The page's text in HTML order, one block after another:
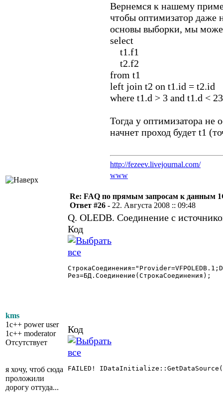
Вернемся к нашему
чтобы оптимизатор даже
основы выборки, мы
select
t1.f1
t2.f2
from t1
left join t2 on t1.id = t2.id
where t1.d > 3 and t1.d <
Тогда у оптимизатора не
начнет проход будет t1
http://fezeev.livejournal.com/
www
kms
1c++ power user
1c++ moderator
Отсутствует
я хочу, чтоб сюда
проложили
дорогу оттуда...
Re: FAQ по прямым запросам к данным
Ответ #26 - 22. Августа 2008 :: 09:48
Q. OLEDB. Соединение с
Код
Рез=БД.Соединение(СтрокаСоединения);
Код
FAILED!